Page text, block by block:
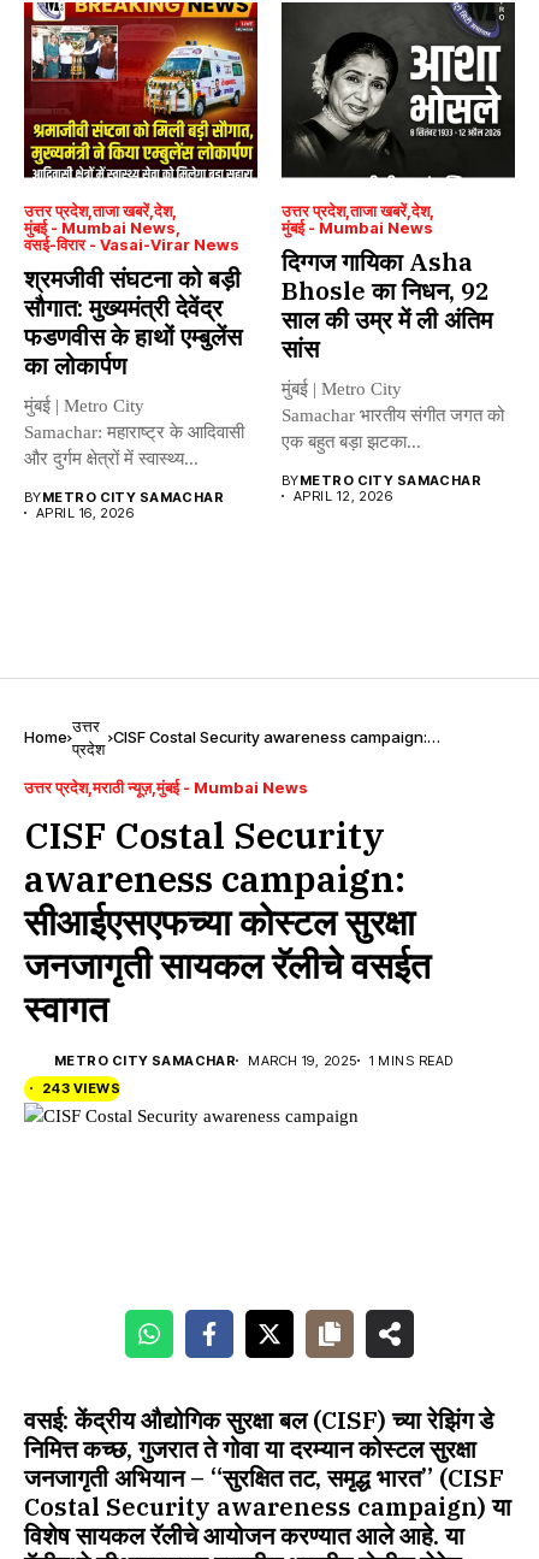
उत्तर प्रदेश ताजा खबरें देश
मुंबई - Mumbai News
वसई-विरार - Vasai-Virar News
श्रमजीवी संघटना को बड़ी
सौगात: मुख्यमंत्री देवेंद्र
फडणवीस के हाथों एम्बुलेंस
का लोकार्पण
मुंबई | Metro City
Samachar: महाराष्ट्र के आदिवासी
और दुर्गम क्षेत्रों में स्वास्थ्य...
BYMETRO CITY SAMACHAR
APRIL 16, 2026
उत्तर प्रदेश ताजा खबरें देश
मुंबई - Mumbai News
दिग्गज गायिका Asha
Bhosle का निधन, 92
साल की उम्र में ली अंतिम
सांस
मुंबई | Metro City
Samachar भारतीय संगीत जगत को
एक बहुत बड़ा झटका...
BYMETRO CITY SAMACHAR
APRIL 12, 2026
Home
उत्तर
प्रदेश
CISF Costal Security awareness campaign:
उत्तर प्रदेश मराठी न्यूज़ मुंबई - Mumbai News
CISF Costal Security
awareness campaign:
सीआईएसएफच्या कोस्टल सुरक्षा
जनजागृती सायकल रॅलीचे वसईत
स्वागत
METRO CITY SAMACHAR MARCH 19, 2025
1 MINS READ
243 VIEWS
वसई: केंद्रीय औद्योगिक सुरक्षा बल(CISF) च्यारेझिंग डे
निमित्तकच्छ, गुजरात ते गोवाया दरम्यानकोस्टल सुरक्षा
जनजागृती अभियान – “सुरक्षित तट, समृद्ध भारत” (CISF
Costal Security awareness campaign) या
विशेषसायकल रॅलीचे आयोजनकरण्यात आले आहे. या